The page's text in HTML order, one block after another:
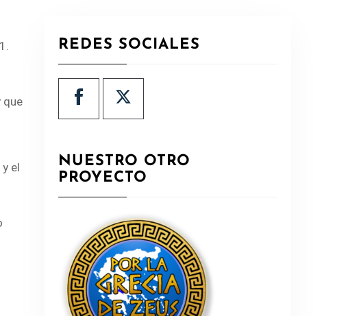
que
el
REDES SOCIALES
NUESTRO OTRO
PROYECTO